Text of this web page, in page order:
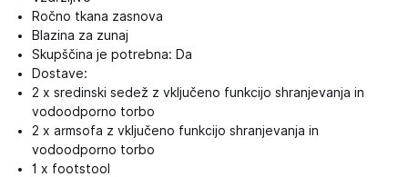
Ročno tkana zasnova
Blazina za zunaj
Skupščina je potrebna: Da
Dostave:
2 x sredinski sedež z vključeno funkcijo shranjevanja in
vodoodporno torbo
2 x armsofa z vključeno funkcijo shranjevanja in
vodoodporno torbo
1 x footstool